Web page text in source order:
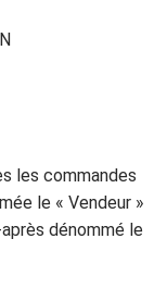
les commandes
le « Vendeur »
dénommé le